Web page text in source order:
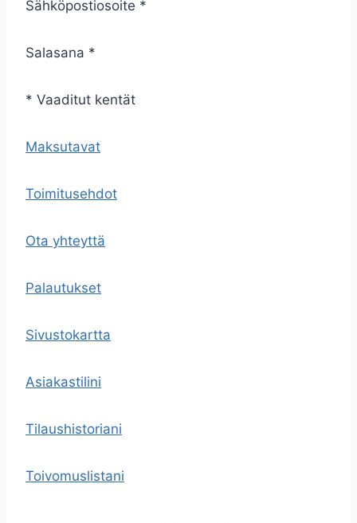
Sähköpostiosoite *
Salasana *
* Vaaditut kentät
Maksutavat
Toimitusehdot
Ota yhteyttä
Palautukset
Sivustokartta
Asiakastilini
Tilaushistoriani
Toivomuslistani